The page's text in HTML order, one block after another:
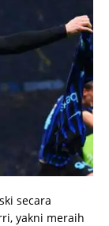
secara
yakni meraih